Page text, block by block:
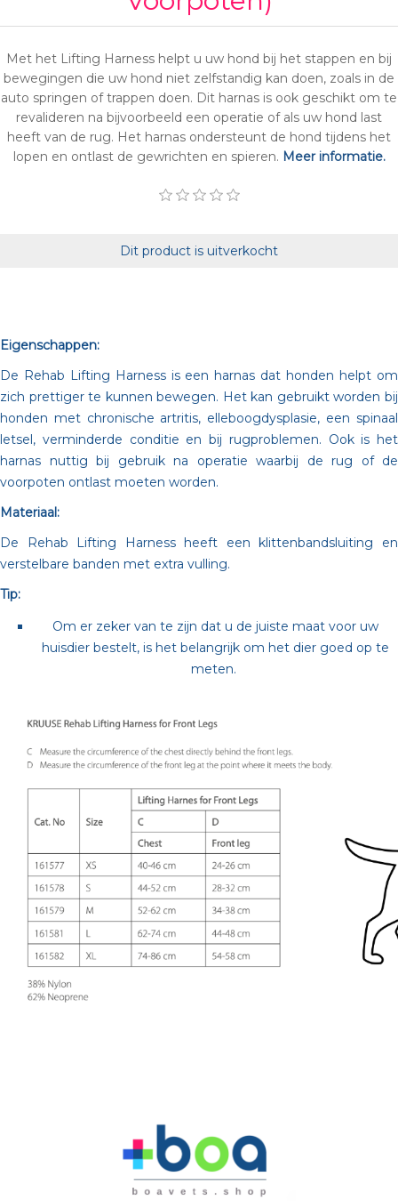
Met het Lifting Harness helpt u uw hond bij het stappen en bij
bewegingen die uw hond niet zelfstandig kan doen, zoals in de
auto springen of trappen doen. Dit harnas is ook geschikt om te
revalideren na bijvoorbeeld een operatie of als uw hond last
heeft van de rug. Het harnas ondersteunt de hond tijdens het
lopen en ontlast de gewrichten en spieren. Meer informatie.
Dit product is uitverkocht
Eigenschappen:
De Rehab Lifting Harness is een harnas dat honden helpt om
zich prettiger te kunnen bewegen. Het kan gebruikt worden bij
honden met chronische artritis, elleboogdysplasie, een spinaal
letsel, verminderde conditie en bij rugproblemen. Ook is het
harnas nuttig bij gebruik na operatie waarbij de rug of de
voorpoten ontlast moeten worden.
Materiaal:
De Rehab Lifting Harness heeft een klittenbandsluiting en
verstelbare banden met extra vulling.
Tip:
Om er zeker van te zijn dat u de juiste maat voor uw
huisdier bestelt, is het belangrijk om het dier goed op te
meten.